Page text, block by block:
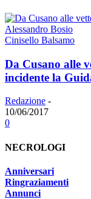
Cinisello Balsamo
Da Cusano alle
incidente la
Redazione -
10/06/2017
0
NECROLOGI
Anniversari
Ringraziamenti
Annunci